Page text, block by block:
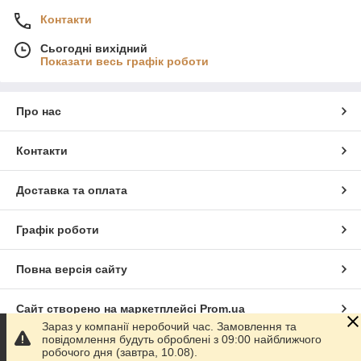
Контакти
Сьогодні вихідний
Показати весь графік роботи
Про нас
Контакти
Доставка та оплата
Графік роботи
Повна версія сайту
Сайт створено на маркетплейсі Prom.ua
Політика конфіденційності
Зараз у компанії неробочий час. Замовлення та
повідомлення будуть оброблені з 09:00 найближчого
робочого дня (завтра, 10.08).